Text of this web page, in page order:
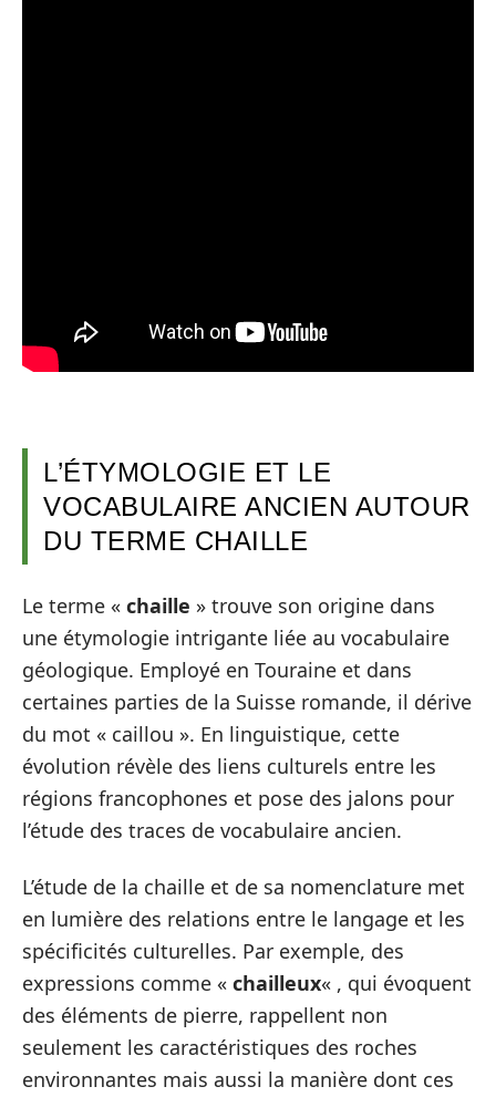
L’ÉTYMOLOGIE ET LE
VOCABULAIRE ANCIEN AUTOUR
DU TERME CHAILLE
Le terme « chaille » trouve son origine dans
une étymologie intrigante liée au vocabulaire
géologique. Employé en Touraine et dans
certaines parties de la Suisse romande, il dérive
du mot « caillou ». En linguistique, cette
évolution révèle des liens culturels entre les
régions francophones et pose des jalons pour
l’étude des traces de vocabulaire ancien.
L’étude de la chaille et de sa nomenclature met
en lumière des relations entre le langage et les
spécificités culturelles. Par exemple, des
expressions comme « chailleux« , qui évoquent
des éléments de pierre, rappellent non
seulement les caractéristiques des roches
environnantes mais aussi la manière dont ces